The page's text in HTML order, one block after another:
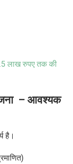
लाख रुपए तक की
– आवश्यक
है।